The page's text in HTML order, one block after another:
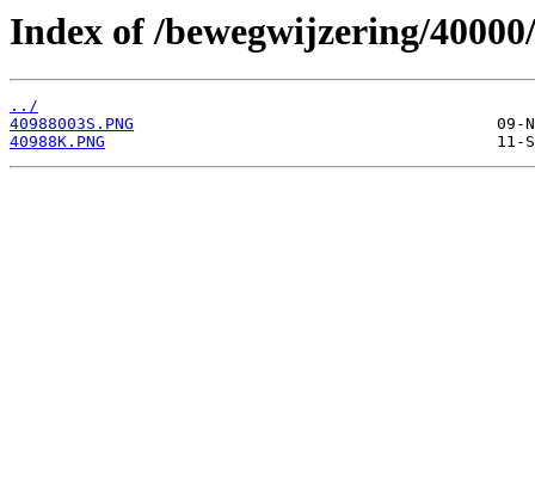
Index of /bewegwijzering/
../
40988003S.PNG
40988K.PNG